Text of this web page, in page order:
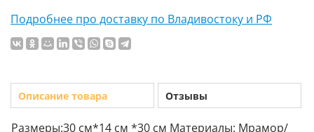
Подробнее про доставку по Владивостоку и РФ
Описание товара Отзывы
Размеры:30 см*14 см *30 см Материалы: Мрамор/